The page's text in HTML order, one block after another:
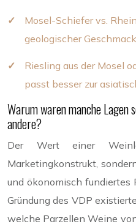
Mosel-Schiefer vs.
geologischer
Riesling aus der Mosel
passt besser zur
Warum waren manche Lagen
andere?
Der Wert einer
Marketingkonstrukt,
und ökonomisch fundiertes
Gründung des VDP
welche Parzellen Weine